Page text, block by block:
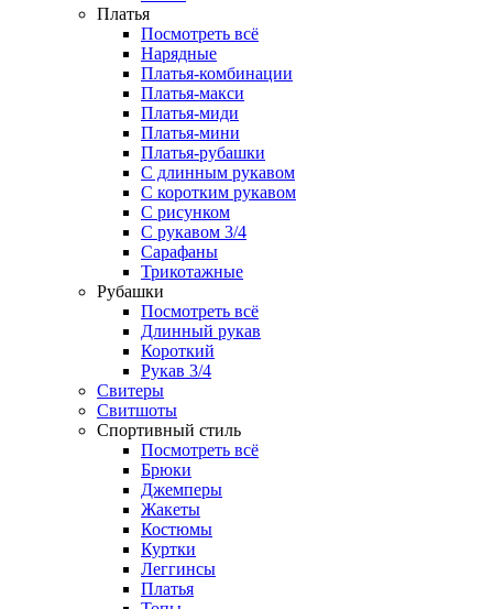
Платья
Посмотреть всё
Нарядные
Платья-комбинации
Платья-макси
Платья-миди
Платья-мини
Платья-рубашки
С длинным рукавом
С коротким рукавом
С рисунком
С рукавом 3/4
Сарафаны
Трикотажные
Рубашки
Посмотреть всё
Длинный рукав
Короткий
Рукав 3/4
Свитеры
Свитшоты
Спортивный стиль
Посмотреть всё
Брюки
Джемперы
Жакеты
Костюмы
Куртки
Леггинсы
Платья